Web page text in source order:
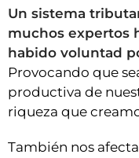
Un sistema
muchos expertos
habido voluntad
Provocando que
productiva de
riqueza que
También nos